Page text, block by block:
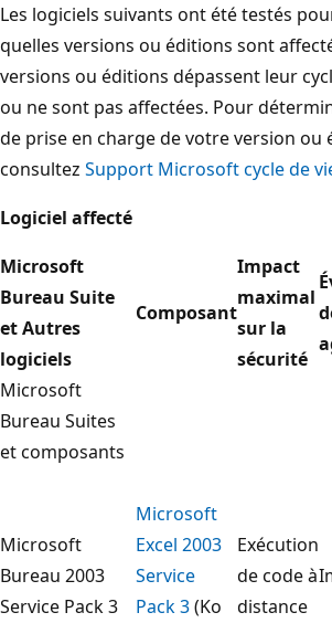
Les logiciels suivants ont été testés
quelles versions ou éditions sont
versions ou éditions dépassent leur
ou ne sont pas affectées. Pour
de prise en charge de votre version ou
consultez Support Microsoft cycle de
Logiciel affecté
Microsoft
Bureau Suite
et Autres
logiciels
Composant
Impact
maximal
sur la
sécurité
Microsoft
Bureau Suites
et composants
Microsoft
Bureau 2003
Service Pack 3
Microsoft
Excel 2003
Service
Pack 3(Ko
Exécution
de code à
distance